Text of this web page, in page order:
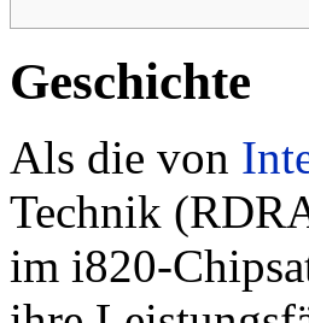
Geschichte
Als die von
Technik
im i820-